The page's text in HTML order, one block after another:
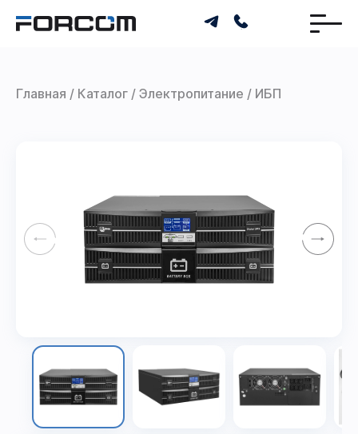
Главная Каталог Электропитание ИБП